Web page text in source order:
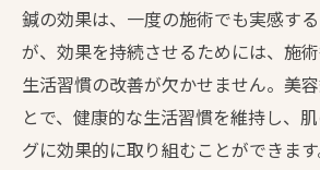
鍼の効果は、一度の施術でも実感す
が、効果を持続させるためには、施
生活習慣の改善が欠かせません。美
とで、健康的な生活習慣を維持し、
グに効果的に取り組むことができます